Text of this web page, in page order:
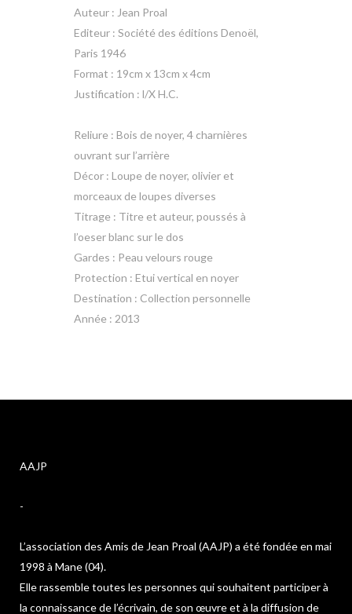
Auteur : Jean Proal
Editeur : Société des éditions Denoël,
Paris 1946
Format : 19cm x 13cm x 4cm
Justification : l/X H.C.
Reliure : Bois de noyer, 4 charnières
ouvrant sur l’arrière
Décor : Loupe de noyer, olivier et
morceaux de loupes diverses
Titrage : Titre et auteur, poussés à
l’oeser blanc sur le dos
Gardes : Peau velours rouge
Protection : Etui vertical en noyer
Destination : Collection personnelle
Année : 2013
AAJP
-
L’association des Amis de Jean Proal (AAJP) a été fondée en mai
1998 à Mane (04).
Elle rassemble toutes les personnes qui souhaitent participer à
la connaissance de l’écrivain, de son œuvre et à la diffusion de